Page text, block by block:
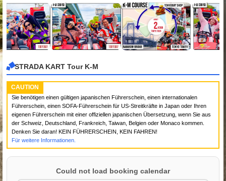
STRADA KART Tour K-M
CAUTION
Sie benötigen einen gültigen japanischen Führerschein, einen internationalen
Führerschein, einen SOFA-Führerschein für US-Streitkräfte in Japan oder Ihren
eigenen Führerschein mit einer offiziellen japanischen Übersetzung, wenn Sie aus
der Schweiz, Deutschland, Frankreich, Taiwan, Belgien oder Monaco kommen.
Denken Sie daran! KEIN FÜHRERSCHEIN, KEIN FAHREN!
Für weitere Informationen.
Could not load booking calendar